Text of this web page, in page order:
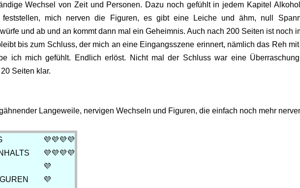
Wechsel von Zeit und Personen. Dazu noch gefühlt in jedem Kapitel
mich nerven die Figuren, es gibt eine Leiche und ähm, null
und ab und an kommt dann mal ein Geheimnis. Auch nach 200 Seiten ist noch
bis zum Schluss, der mich an eine Eingangsszene erinnert, nämlich das Reh
ich mich gefühlt. Endlich erlöst. Nicht mal der Schluss war eine
Seiten klar.
Langeweile, nervigen Wechseln und Figuren, die einfach noch mehr
💜💜💜💜
INHALTS
💜💜💜💜
💜
💜